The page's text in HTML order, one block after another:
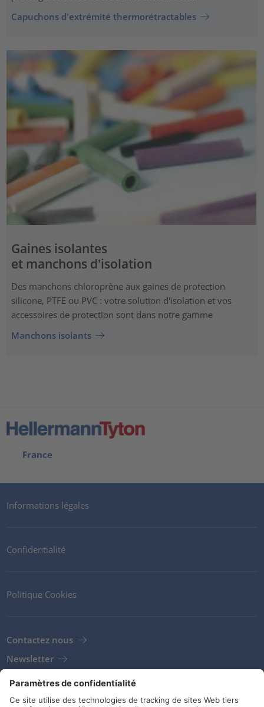
Capuchons d'extrémité thermorétractables
Gaines isolantes
et manchons d'isolation
Des manchons chloroprène aux gaines de protection
silicone, PTFE ou PVC : votre solution d'isolation et vos
accessoires de protection sont dans notre gamme
Manchons isolants
France
Informations légales
Confidentialité
Politique Cookies
Contactez nous
Newsletter
Clients